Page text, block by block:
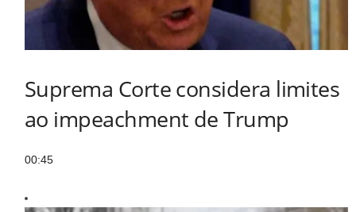
Suprema Corte considera limites
ao impeachment de Trump
00:45